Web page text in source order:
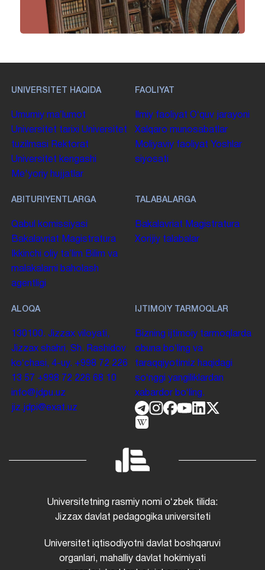
UNIVERSITET HAQIDA
Umumiy maʼlumot
Universitet tarixi Universitet
tuzilmasi
Rektorat
Universitet kengashi
Me'yoriy hujjatlar
FAOLIYAT
Ilmiy faoliyat Oʻquv jarayoni
Xalqaro munosabatlar
Moliyaviy faoliyat Yoshlar
siyosati
ABITURIYENTLARGA
Qabul komissiyasi
Bakalavriat Magistratura
Ikkinchi oliy taʼlim Bilim va
malakalarni baholash
agentligi
TALABALARGA
Bakalavriat Magistratura
Xorijiy talabalar
ALOQA
130100. Jizzax viloyati,
Jizzax shahri, Sh. Rashidov
koʻchasi, 4-uy. +998 72 226
13 57 +998 72 226 68 10
info@jdpu.uz
jiz.jdpi@exat.uz
IJTIMOIY TARMOQLAR
Bizning ijtimoiy tarmoqlarda
obuna boʻling va
taraqqiyotimiz haqidagi
soʻnggi yangiliklardan
xabardor boʻling.
Universitetning rasmiy nomi oʻzbek tilida:
Jizzax davlat pedagogika universiteti
Universitet iqtisodiyotni davlat boshqaruvi
organlari, mahalliy davlat hokimiyati